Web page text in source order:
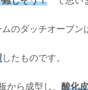
のダッチオーブン
したものです。
から成型し、 酸化